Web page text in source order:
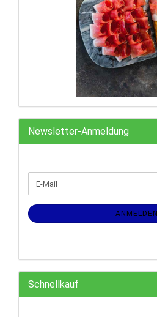
Newsletter-Anmeldung
ZUR
ANMELDUNG
E-
Mail
ANMELDEN
Schnellkauf